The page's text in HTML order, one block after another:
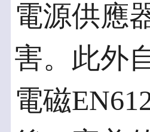
電源供應
害。此外
電磁